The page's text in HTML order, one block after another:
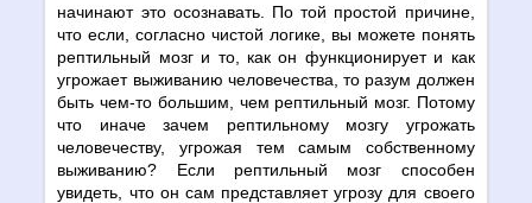
начинают это осознавать. По той простой причине,
что если, согласно чистой логике, вы можете понять
рептильный мозг и то, как он функционирует и как
угрожает выживанию человечества, то разум должен
быть чем-то большим, чем рептильный мозг. Потому
что иначе зачем рептильному мозгу угрожать
человечеству, угрожая тем самым собственному
выживанию? Если рептильный мозг способен
увидеть, что он сам представляет угрозу для своего